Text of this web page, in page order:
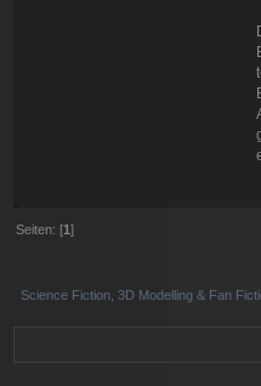
Seiten: [1]
Science Fiction, 3D Modelling & Fan